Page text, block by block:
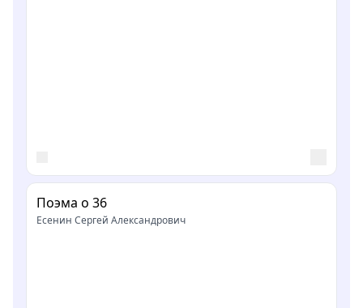
Поэма о 36
Есенин Сергей Александрович